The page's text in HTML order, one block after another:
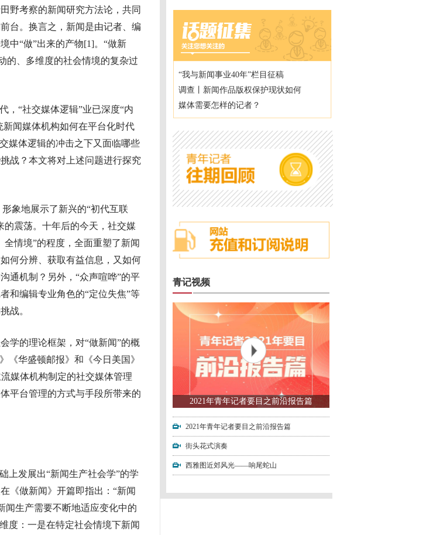
野考察的新闻研究方法论，共同
台。换言之，新闻是由记者、编
中“做”出来的产物[1]。“做新
的、多维度的社会情境的复杂过
“社交媒体逻辑”业已深度“内
新闻媒体机构如何在平台化时代
媒体逻辑的冲击之下又面临哪些
战？本文将对上述问题进行探究
象地展示了新兴的“初代互联
的震荡。十年后的今天，社交媒
情境”的程度，全面重塑了新闻
何分辨、获取有益信息，又如何
通机制？另外，“众声喧哗”的平
和编辑专业角色的“定位失焦”等
战。
的理论框架，对“做新闻”的概
《华盛顿邮报》和《今日美国》
媒体机构制定的社交媒体管理
平台管理的方式与手段所带来的
发展出“新闻生产社会学”的学
《做新闻》开篇即指出：“新闻
闻生产需要不断地适应变化中的
度：一是在特定社会情境下新闻
“我与新闻事业40年”栏目征稿
调查丨新闻作品版权保护现状如何
媒体需要怎样的记者？
青记视频
2021年青年记者要目之前沿报告篇
2021年青年记者要目之前沿报告篇
街头花式演奏
西雅图近郊风光——响尾蛇山